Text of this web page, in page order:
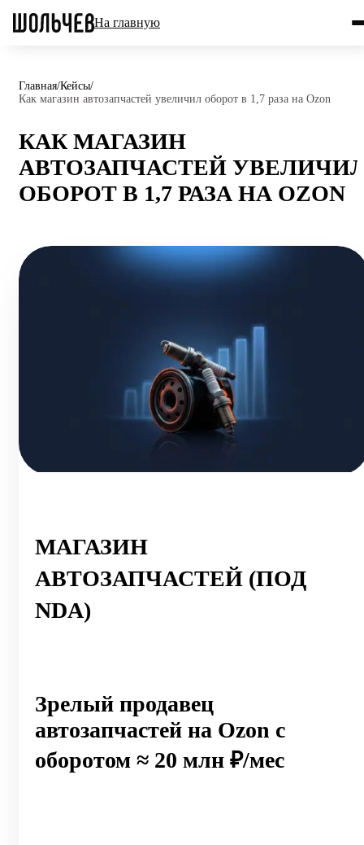
На главную
Главная/Кейсы/
Как магазин автозапчастей увеличил оборот в 1,7 раза на Ozon
КАК МАГАЗИН
АВТОЗАПЧАСТЕЙ
ОБОРОТ В 1,7 РАЗА НА OZON
МАГАЗИН
АВТОЗАПЧАСТЕЙ (ПОД
NDA)
Зрелый продавец
автозапчастей на Ozon с
оборотом ≈ 20 млн ₽/мес